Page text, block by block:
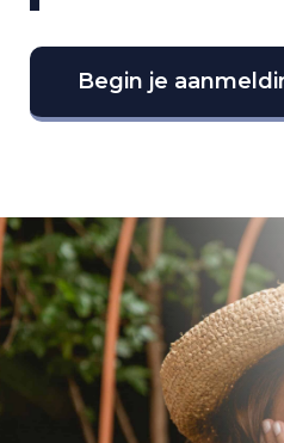
Begin je